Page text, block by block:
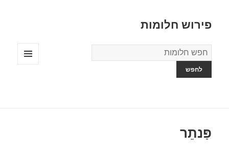
פירוש חלומות
מילון
החלומות
פַּנתֵר